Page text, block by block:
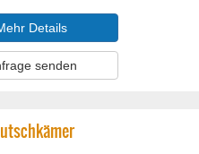
Details
senden